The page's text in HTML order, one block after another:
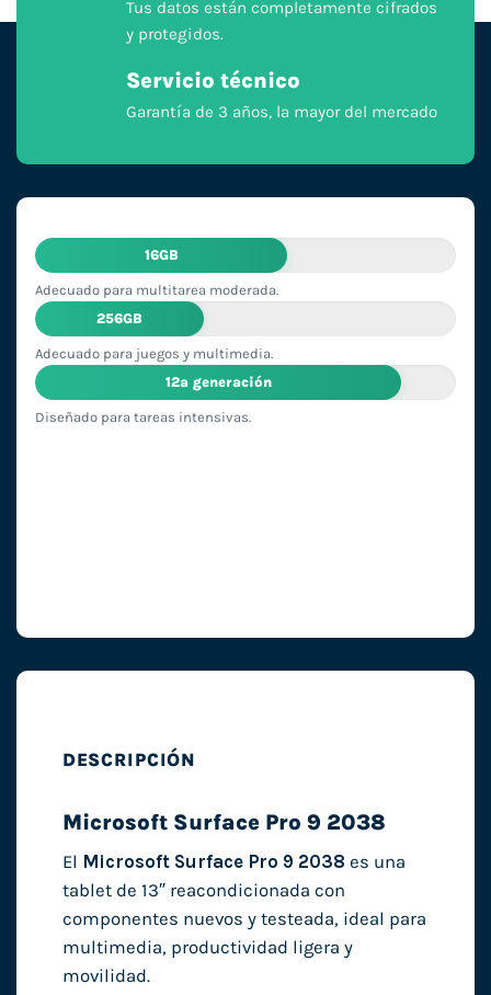
Tus datos están completamente cifrados
y protegidos.
Servicio técnico
Garantía de 3 años, la mayor del mercado
16GB
Adecuado para multitarea moderada.
256GB
Adecuado para juegos y multimedia.
12ª generación
Diseñado para tareas intensivas.
DESCRIPCIÓN
Microsoft Surface Pro 9 2038
El Microsoft Surface Pro 9 2038 es una
tablet de 13″ reacondicionada con
componentes nuevos y testeada, ideal para
multimedia, productividad ligera y
movilidad.